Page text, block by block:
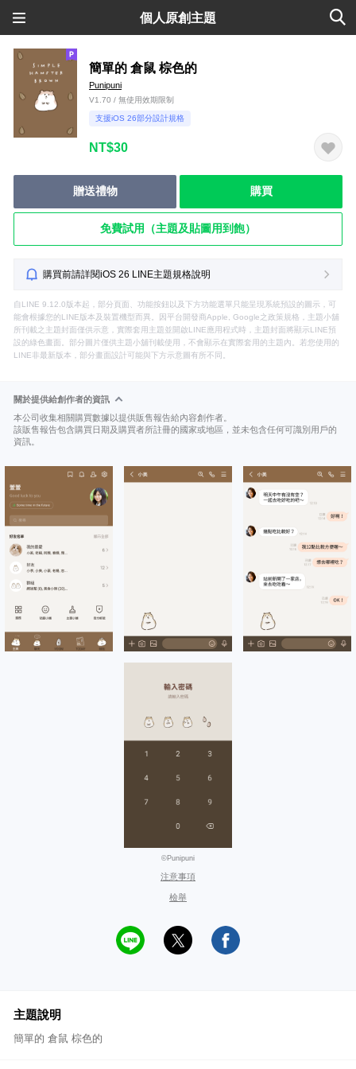
個人原創主題
簡單的 倉鼠 棕色的
Punipuni
V1.70 / 無使用效期限制
支援iOS 26部分設計規格
NT$30
贈送禮物 購買
免費試用（主題及貼圖用到飽）
購買前請詳閱iOS 26 LINE主題規格說明
自LINE 9.12.0版本起，部分頁面、功能按鈕以及下方功能選單只能呈現系統預設的圖示，可
能會根據您的LINE版本及裝置機型而異。因平台開發商Apple, Google之政策規格，主題小舖
所刊載之主題封面僅供示意，實際套用主題並開啟LINE應用程式時，主題封面將顯示LINE預
設的綠色畫面。部分圖片僅供主題小舖刊載使用，不會顯示在實際套用的主題內。若您使用的
LINE非最新版本，部分畫面設計可能與下方示意圖有所不同。
關於提供給創作者的資訊
本公司收集相關購買數據以提供販售報告給內容創作者。
該販售報告包含購買日期及購買者所註冊的國家或地區，並未包含任何可識別用戶的
資訊。
©Punipuni
注意事項
檢舉
主題說明
簡單的 倉鼠 棕色的